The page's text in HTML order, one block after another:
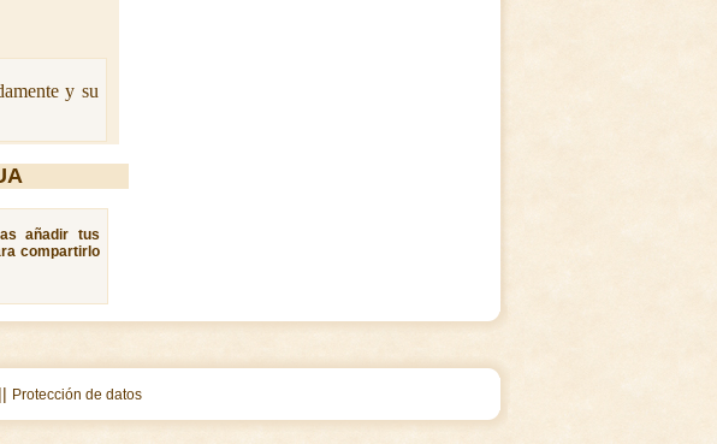
y su
añadir tus
compartirlo
Protección de datos